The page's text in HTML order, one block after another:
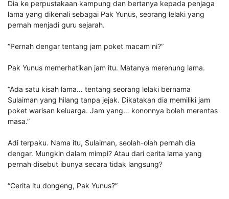
Dia ke perpustakaan kampung dan bertanya kepada penjaga
lama yang dikenali sebagai Pak Yunus, seorang lelaki yang
pernah menjadi guru sejarah.
“Pernah dengar tentang jam poket macam ni?”
Pak Yunus memerhatikan jam itu. Matanya merenung lama.
“Ada satu kisah lama… tentang seorang lelaki bernama
Sulaiman yang hilang tanpa jejak. Dikatakan dia memiliki jam
poket warisan keluarga. Jam yang… kononnya boleh merentas
masa.”
Adi terpaku. Nama itu, Sulaiman, seolah-olah pernah dia
dengar. Mungkin dalam mimpi? Atau dari cerita lama yang
pernah disebut ibunya secara tidak langsung?
“Cerita itu dongeng, Pak Yunus?”